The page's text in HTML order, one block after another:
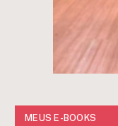
MEUS E-BOOKS